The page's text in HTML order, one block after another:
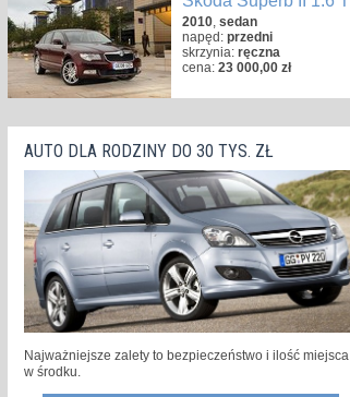
2010, sedan
napęd: przedni
skrzynia: ręczna
cena: 23 000,00 zł
AUTO DLA RODZINY DO 30 TYS. ZŁ
Najważniejsze zalety to bezpieczeństwo i ilość miejsca
w środku.